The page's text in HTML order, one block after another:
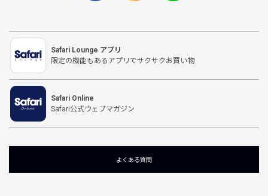
Safari Lounge アプリ
限定の機能もあるアプリでサクサクお買い物
Safari Online
Safari公式ウェブマガジン
よくある質問